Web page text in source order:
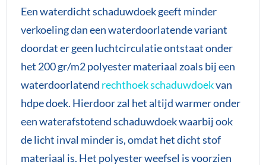
Een waterdicht schaduwdoek geeft minder
verkoeling dan een waterdoorlatende variant
doordat er geen luchtcirculatie ontstaat onder
het 200 gr/m2 polyester materiaal zoals bij een
waterdoorlatend rechthoek schaduwdoekvan
hdpe doek. Hierdoor zal het altijd warmer onder
een waterafstotend schaduwdoek waarbij ook
de licht inval minder is, omdat het dicht stof
materiaal is. Het polyester weefsel is voorzien